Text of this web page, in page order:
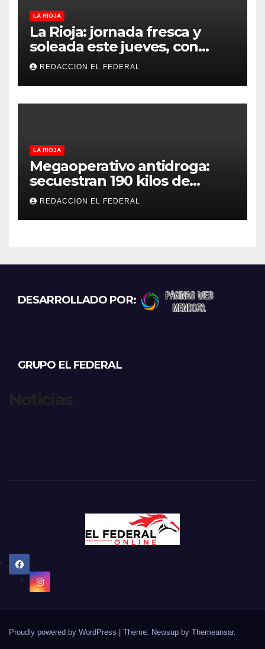
LA RIOJA
La Rioja: jornada fresca y
soleada este jueves, con
temperaturas estables para
el viernes
REDACCION EL FEDERAL
LA RIOJA
Megaoperativo antidroga:
secuestran 190 kilos de
marihuana que tenían como
destino La Rioja y Catamarca
REDACCION EL FEDERAL
DESARROLLADO POR:
GRUPO EL FEDERAL
Proudly powered by WordPress Theme: Newsup by Themeansar.